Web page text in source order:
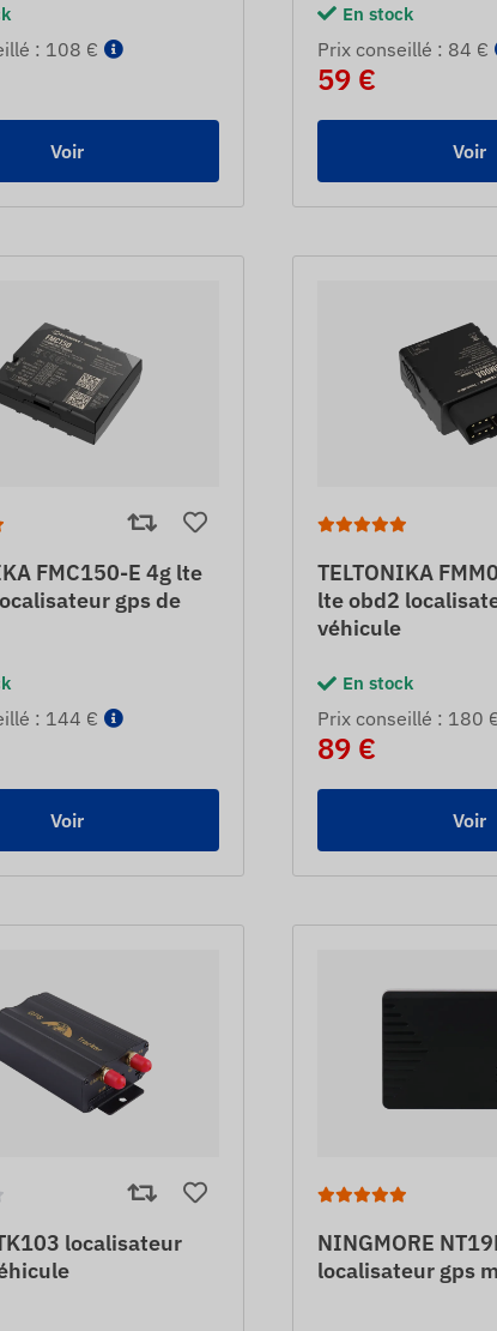
: 108 €
Voir
En stock
Prix ​​conseillé : 84 €
59 €
Voir
FMC150-E 4g lte
gps de
: 144 €
Voir
TELTONIKA
lte obd2
véhicule
En stock
Prix ​​conseillé : 180
89 €
Voir
localisateur
NINGMORE
localisateur gps